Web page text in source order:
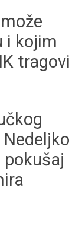
i kojim
tragovi
pokušaj